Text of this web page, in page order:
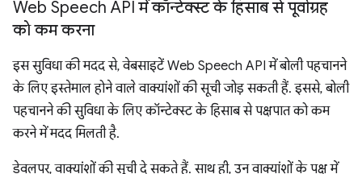
Web Speech API में कॉन्टेक्स्ट के हिसाब से पूर्वाग्रह
को कम करना
इस सुविधा की मदद से, वेबसाइटें Web Speech API में बोली पहचानने
के लिए इस्तेमाल होने वाले वाक्यांशों की सूची जोड़ सकती हैं. इससे, बोली
पहचानने की सुविधा के लिए कॉन्टेक्स्ट के हिसाब से पक्षपात को कम
करने में मदद मिलती है.
डेवलपर, वाक्यांशों की सूची दे सकते हैं. साथ ही, उन वाक्यांशों के पक्ष में